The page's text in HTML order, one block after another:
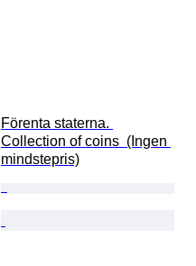
Förenta staterna.
Collection of coins  (Ingen
mindstepris)